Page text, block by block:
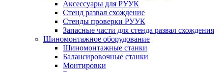
Аксессуары для РУУК
Стенд развал схождение
Стенды проверки РУУК
Запасные части для стенда развал схождения
Шиномонтажное оборудование
Шиномонтажные станки
Балансировочные станки
Монтировки